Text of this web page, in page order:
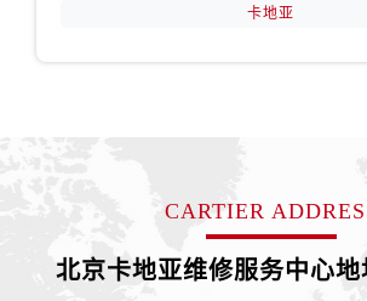
卡地亚
CARTIER
北京卡地亚维修服务中心